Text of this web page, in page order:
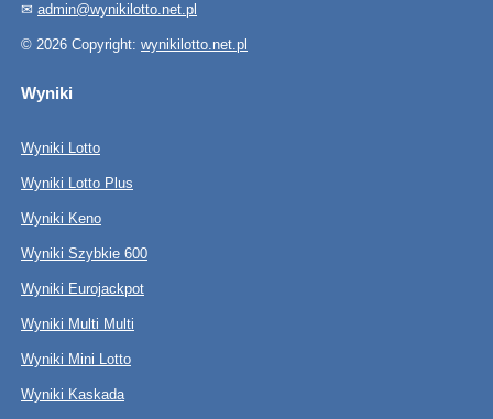
✉ admin@wynikilotto.net.pl
© 2026 Copyright: wynikilotto.net.pl
Wyniki
Wyniki Lotto
Wyniki Lotto Plus
Wyniki Keno
Wyniki Szybkie 600
Wyniki Eurojackpot
Wyniki Multi Multi
Wyniki Mini Lotto
Wyniki Kaskada